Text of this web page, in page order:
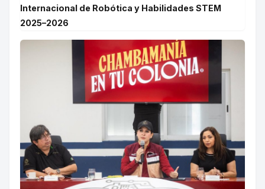
Internacional de Robótica y Habilidades STEM
2025–2026